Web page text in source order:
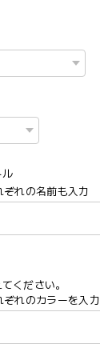
ル
ぞれの名前も入力
ください。
ぞれのカラーを入力